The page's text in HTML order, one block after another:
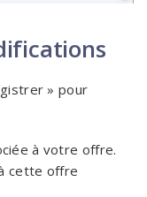
» pour
à votre offre.
cette offre